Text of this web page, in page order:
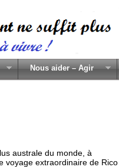
Nous aider – Agir
australe du monde, à
voyage extraordinaire de Rico